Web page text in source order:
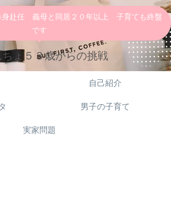
赴任 義母と同居２０年以上 子育ても終盤
です
ょ５３歳からの挑戦
自己紹介
男子の子育て
実家問題